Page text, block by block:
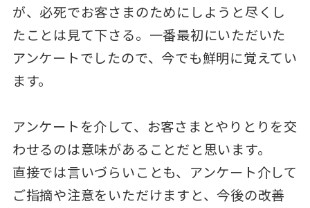
が、必死でお客さまのためにしようと尽くし
たことは見て下さる。一番最初にいただいた
アンケートでしたので、今でも鮮明に覚えてい
ます。
アンケートを介して、お客さまとやりとりを交
わせるのは意味があることだと思います。
直接では言いづらいことも、アンケート介して
ご指摘や注意をいただけますと、今後の改善